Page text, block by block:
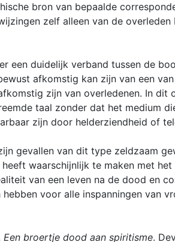
bron van bepaalde
zelf alleen van de
een duidelijk verband tussen de
afkomstig kan zijn van een
zijn van overledenen. In
taal zonder dat het medium
zijn door helderziendheid of
gevallen van dit type zeldzaam
waarschijnlijk te maken met
van een leven na de dood en
voor alle inspanningen van
Een broertje dood aan spiritisme.